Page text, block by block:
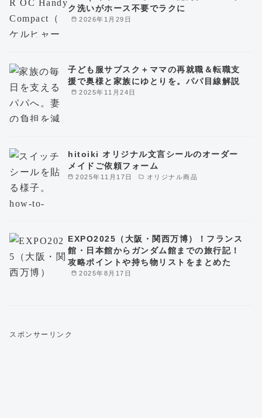
2026年1月29日
ク洗いがホース不要でラクに
2025年11月24日
子ども服サブスク＋ママの再就職＆転職支
援で奥様と家族にゆとりを。パパ目線解説
2025年11月17日 オリジナル商品
hitoiki オリジナル文言シールのオーダー
メイドご依頼フォーム
2025年8月17日
EXPO2025（大阪・関西万博）！フランス
館・日本館からガンダム館までの旅行記！
攻略ポイントや持ち物リストをまとめた
スポンサーリンク